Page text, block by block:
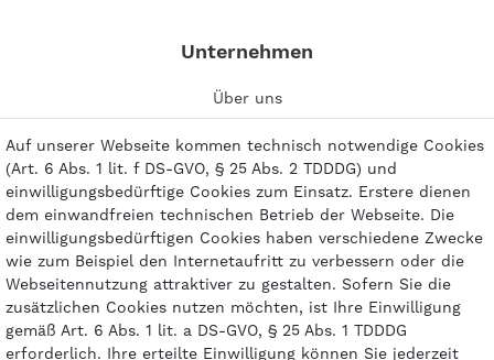
Unternehmen
Über uns
Kontakt
Zahlungsarten
Auf unserer Webseite kommen technisch notwendige Cookies
(Art. 6 Abs. 1 lit. f DS-GVO, § 25 Abs. 2 TDDDG) und
einwilligungsbedürftige Cookies zum Einsatz. Erstere dienen
dem einwandfreien technischen Betrieb der Webseite. Die
einwilligungsbedürftigen Cookies haben verschiedene Zwecke
wie zum Beispiel den Internetaufritt zu verbessern oder die
Webseitennutzung attraktiver zu gestalten. Sofern Sie die
zusätzlichen Cookies nutzen möchten, ist Ihre Einwilligung
gemäß Art. 6 Abs. 1 lit. a DS-GVO, § 25 Abs. 1 TDDDG
erforderlich. Ihre erteilte Einwilligung können Sie jederzeit